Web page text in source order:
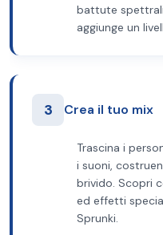
battute
aggiunge un
3 Crea il tuo mix
Trascina i
i suoni,
brivido. Scopri
ed effetti
Sprunki.